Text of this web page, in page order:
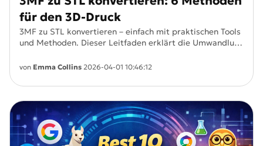
für den 3D-Druck
3MF zu STL konvertieren – einfach mit praktischen Tools
und Methoden. Dieser Leitfaden erklärt die Umwandlung
beim 3D-Druck.
von Emma Collins 2026-04-01 10:46:12